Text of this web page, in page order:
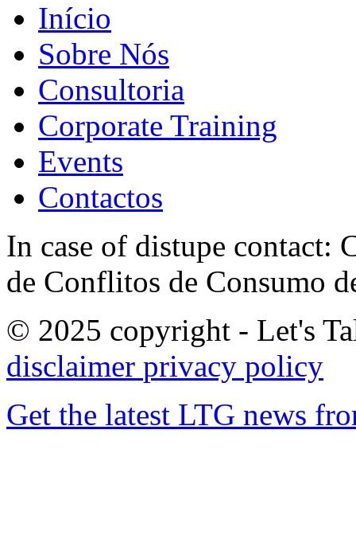
Início
Sobre Nós
Consultoria
Corporate Training
Events
Contactos
In case of distupe contact:
de Conflitos de Consumo
© 2025 copyright - Let's
disclaimer privacy policy
Get the latest LTG news